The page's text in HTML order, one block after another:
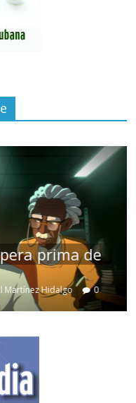
prima de
Martínez Hidalgo 0